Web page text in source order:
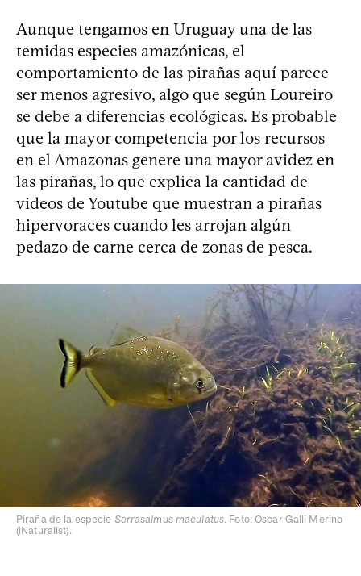
Aunque tengamos en Uruguay una de las
temidas especies amazónicas, el
comportamiento de las pirañas aquí parece
ser menos agresivo, algo que según Loureiro
se debe a diferencias ecológicas. Es probable
que la mayor competencia por los recursos
en el Amazonas genere una mayor avidez en
las pirañas, lo que explica la cantidad de
videos de Youtube que muestran a pirañas
hipervoraces cuando les arrojan algún
pedazo de carne cerca de zonas de pesca.
Piraña de la especie Serrasalmus maculatus. Foto: Oscar Galli Merino
(iNaturalist).